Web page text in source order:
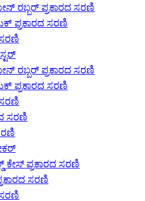
ರಬ್ಬರ್ ಪ್ರಕಾರದ ಸರಣಿ
ಪ್ರಕಾರದ ಸರಣಿ
ರಬ್ಬರ್ ಪ್ರಕಾರದ ಸರಣಿ
ಪ್ರಕಾರದ ಸರಣಿ
ಸರಣಿ
ಕೇಸ್ ಪ್ರಕಾರದ ಸರಣಿ
ಸರಣಿ